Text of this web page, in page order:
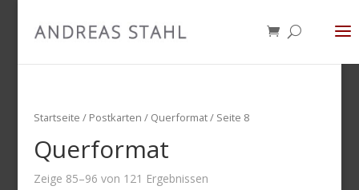
Startseite / Postkarten / Querformat / Seite 8
Querformat
Zeige 85–96 von 121 Ergebnissen